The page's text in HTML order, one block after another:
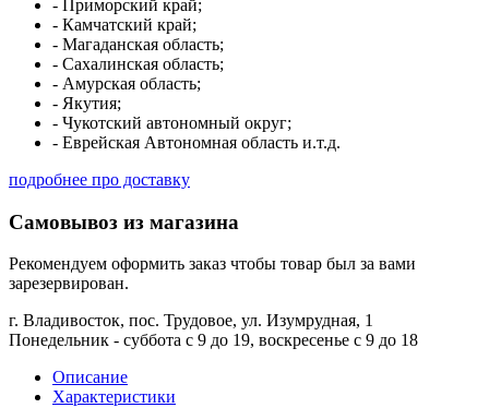
- Приморский край;
- Камчатский край;
- Магаданская область;
- Сахалинская область;
- Амурская область;
- Якутия;
- Чукотский автономный округ;
- Еврейская Автономная область и.т.д.
подробнее про доставку
Самовывоз из магазина
Рекомендуем оформить заказ чтобы товар был за вами
зарезервирован.
г. Владивосток, пос. Трудовое, ул. Изумрудная, 1
Понедельник - суббота с 9 до 19, воскресенье с 9 до 18
Описание
Характеристики